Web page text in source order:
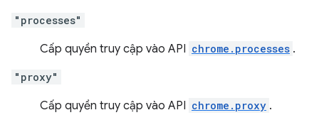
"processes"
Cấp quyền truy cập vào API chrome.processes .
"proxy"
Cấp quyền truy cập vào API chrome.proxy .